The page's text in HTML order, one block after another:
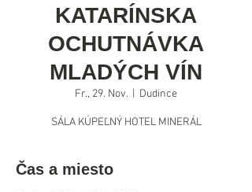
KATARÍNSKA
OCHUTNÁVKA
MLADÝCH VÍN
Fr., 29. Nov. Dudince
SÁLA KÚPEĽNÝ HOTEL MINERÁL
Čas a miesto